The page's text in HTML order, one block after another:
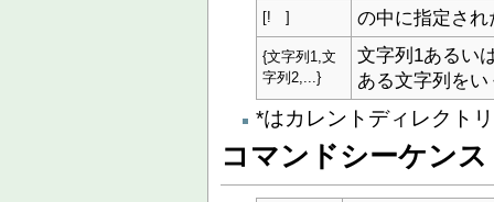
[! ] の中に指定さ
{文字列1,文
字列2,...}
文字列1あるい
ある文字列を
*はカレントディレクト
コマンドシーケンス